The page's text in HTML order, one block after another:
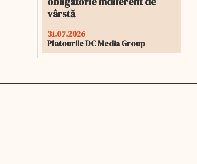
vârstă
31.07.2026
Platourile DC Media Group